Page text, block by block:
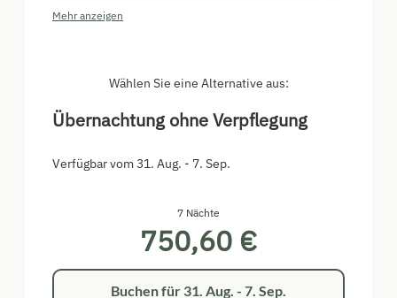
im Süden. Als Besonderheit bietet diese Wohnung
das Schlafzimmer im Obergeschoß, welches über
Frischverliebte und Frischvermählte. Auch kleine
wohl. Umfasst einen eigenen Balkon mit herrlicher
Mehr anzeigen
Wählen Sie eine Alternative aus:
Übernachtung ohne Verpflegung
Verfügbar vom 31. Aug. - 7. Sep.
7 Nächte
750,60 €
Buchen für 31. Aug. - 7. Sep.